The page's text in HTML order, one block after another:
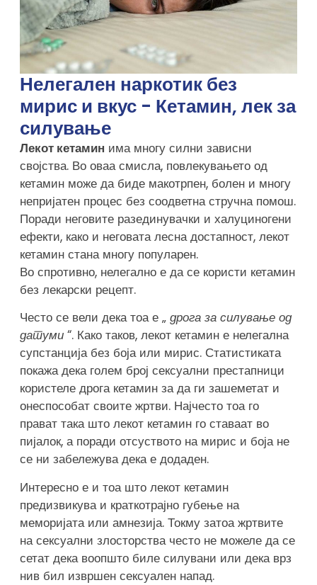
Нелегален наркотик без
мирис и вкус - Кетамин, лек за
силување
Лекот кетамин има многу силни зависни
својства. Во оваа смисла, повлекувањето од
кетамин може да биде макотрпен, болен и многу
непријатен процес без соодветна стручна помош.
Поради неговите разединувачки и халуциногени
ефекти, како и неговата лесна достапност, лекот
кетамин стана многу популарен.
Во спротивно, нелегално е да се користи кетамин
без лекарски рецепт.
Често се вели дека тоа е „ дрога за силување од
датуми “. Како таков, лекот кетамин е нелегална
супстанција без боја или мирис. Статистиката
покажа дека голем број сексуални престапници
користеле дрога кетамин за да ги зашеметат и
онеспособат своите жртви. Најчесто тоа го
прават така што лекот кетамин го ставаат во
пијалок, а поради отсуството на мирис и боја не
се ни забележува дека е додаден.
Интересно е и тоа што лекот кетамин
предизвикува и краткотрајно губење на
меморијата или амнезија. Токму затоа жртвите
на сексуални злосторства често не можеле да се
сетат дека воопшто биле силувани или дека врз
нив бил извршен сексуален напад.